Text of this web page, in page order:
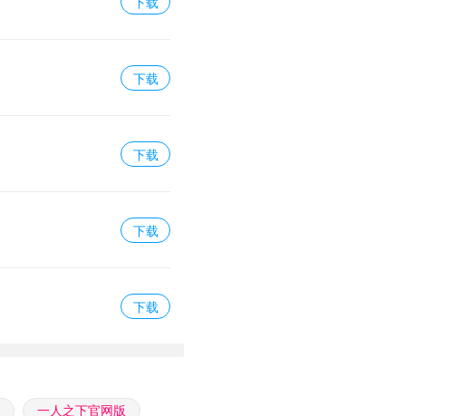
下载
下载
下载
下载
一人之下官网版